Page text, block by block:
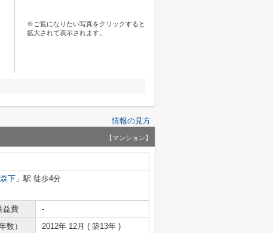
※ご覧になりたい写真をクリックすると
拡大されて表示されます。
情報の見方
【マンション】
森下 」駅 徒歩4分
益費
-
数） 2012年 12月 ( 築13年 )